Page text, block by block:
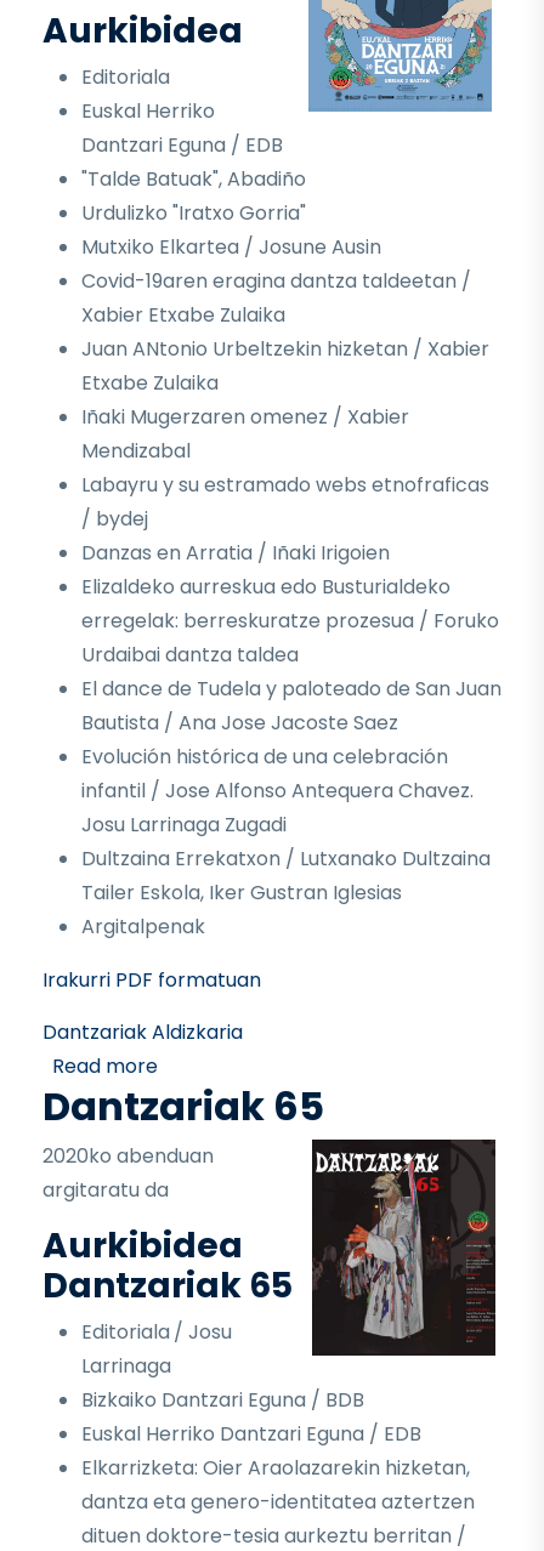
Aurkibidea
Editoriala
Euskal Herriko
Dantzari Eguna / EDB
"Talde Batuak", Abadiño
Urdulizko "Iratxo Gorria"
Mutxiko Elkartea / Josune Ausin
Covid-19aren eragina dantza taldeetan /
Xabier Etxabe Zulaika
Juan ANtonio Urbeltzekin hizketan / Xabier
Etxabe Zulaika
Iñaki Mugerzaren omenez / Xabier
Mendizabal
Labayru y su estramado webs etnofraficas
/ bydej
Danzas en Arratia / Iñaki Irigoien
Elizaldeko aurreskua edo Busturialdeko
erregelak: berreskuratze prozesua / Foruko
Urdaibai dantza taldea
El dance de Tudela y paloteado de San Juan
Bautista / Ana Jose Jacoste Saez
Evolución histórica de una celebración
infantil / Jose Alfonso Antequera Chavez.
Josu Larrinaga Zugadi
Dultzaina Errekatxon / Lutxanako Dultzaina
Tailer Eskola, Iker Gustran Iglesias
Argitalpenak
Irakurri PDF formatuan
Dantzariak Aldizkaria
Read moreabout DANTZARIAK 66
Dantzariak 65
2020ko abenduan
argitaratu da
Aurkibidea
Dantzariak 65
Editoriala / Josu
Larrinaga
Bizkaiko Dantzari Eguna / BDB
Euskal Herriko Dantzari Eguna / EDB
Elkarrizketa: Oier Araolazarekin hizketan,
dantza eta genero-identitatea aztertzen
dituen doktore-tesia aurkeztu berritan /